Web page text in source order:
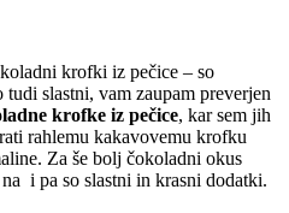
krofki iz pečice – so
slastni, vam zaupam preverjen
krofke iz pečice, kar sem jih
rahlemu kakavovemu krofku
Za še bolj čokoladni okus
i pa so slastni in krasni dodatki.